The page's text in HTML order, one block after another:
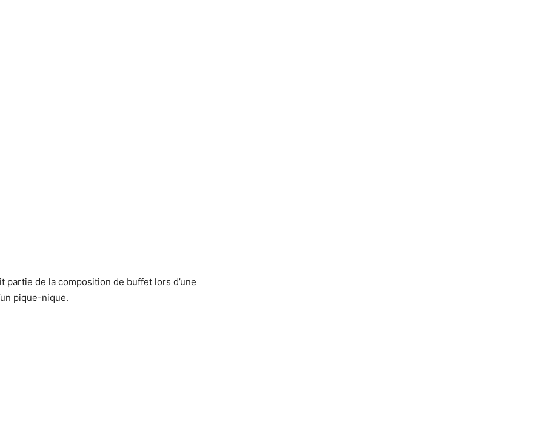
partie de la composition de buffet lors d’une
pique-nique.